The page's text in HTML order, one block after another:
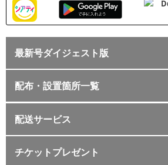
最新号ダイジェスト版
配布・設置箇所一覧
配送サービス
チケットプレゼント